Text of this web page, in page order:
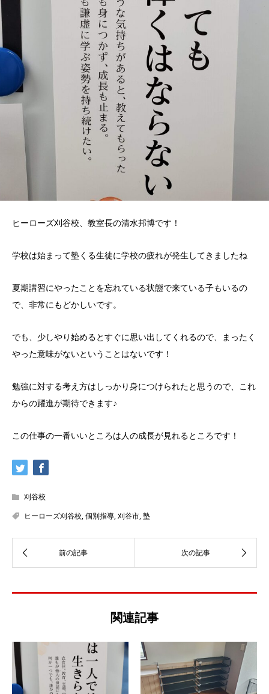
ヒーローズ刈谷校、教室長の清水邦博です！
学校は始まって塾くる生徒に学校の疲れが発生してきましたね
夏期講習にやったことを忘れている状態で来ている子もいるの
で、非常にもどかしいです。
でも、少しやり始めるとすぐに思い出してくれるので、まったく
やった意味がないということはないです！
勉強に対する考え方はしっかり身につけられたと思うので、これ
からの躍進が期待できます♪
この仕事の一番いいところは人の成長が見れるところです！
刈谷校
ヒーローズ刈谷校,個別指導,刈谷市,塾
関連記事